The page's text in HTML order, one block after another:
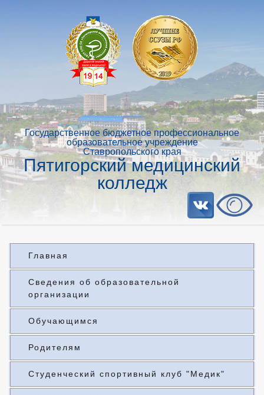
Государственное бюджетное профессиональное
образовательное учреждение
Ставропольского края
Пятигорский медицинский
колледж
Главная
Сведения об образовательной
организации
Обучающимся
Родителям
Студенческий спортивный клуб "Медик"